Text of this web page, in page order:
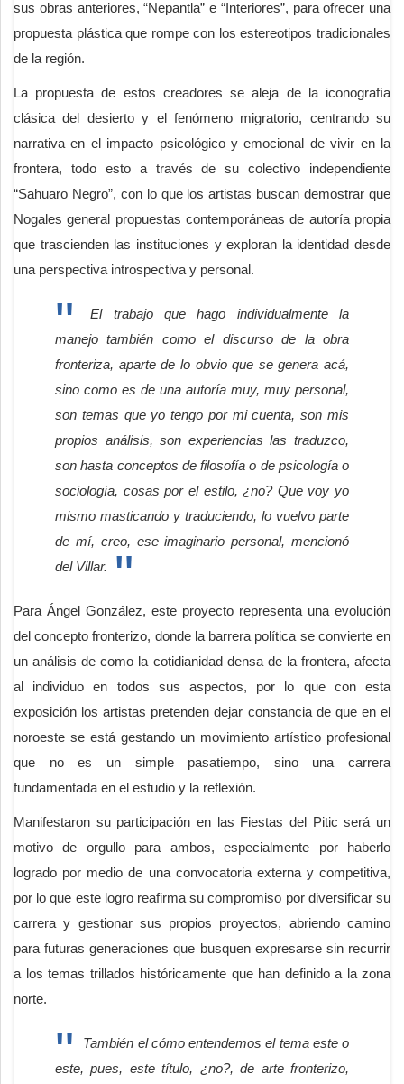
sus obras anteriores, “Nepantla” e “Interiores”, para ofrecer una
propuesta plástica que rompe con los estereotipos tradicionales
de la región.
La propuesta de estos creadores se aleja de la iconografía
clásica del desierto y el fenómeno migratorio, centrando su
narrativa en el impacto psicológico y emocional de vivir en la
frontera, todo esto a través de su colectivo independiente
“Sahuaro Negro”, con lo que los artistas buscan demostrar que
Nogales general propuestas contemporáneas de autoría propia
que trascienden las instituciones y exploran la identidad desde
una perspectiva introspectiva y personal.
El trabajo que hago individualmente la
manejo también como el discurso de la obra
fronteriza, aparte de lo obvio que se genera acá,
sino como es de una autoría muy, muy personal,
son temas que yo tengo por mi cuenta, son mis
propios análisis, son experiencias las traduzco,
son hasta conceptos de filosofía o de psicología o
sociología, cosas por el estilo, ¿no? Que voy yo
mismo masticando y traduciendo, lo vuelvo parte
de mí, creo, ese imaginario personal, mencionó
del Villar.
Para Ángel González, este proyecto representa una evolución
del concepto fronterizo, donde la barrera política se convierte en
un análisis de como la cotidianidad densa de la frontera, afecta
al individuo en todos sus aspectos, por lo que con esta
exposición los artistas pretenden dejar constancia de que en el
noroeste se está gestando un movimiento artístico profesional
que no es un simple pasatiempo, sino una carrera
fundamentada en el estudio y la reflexión.
Manifestaron su participación en las Fiestas del Pitic será un
motivo de orgullo para ambos, especialmente por haberlo
logrado por medio de una convocatoria externa y competitiva,
por lo que este logro reafirma su compromiso por diversificar su
carrera y gestionar sus propios proyectos, abriendo camino
para futuras generaciones que busquen expresarse sin recurrir
a los temas trillados históricamente que han definido a la zona
norte.
También el cómo entendemos el tema este o
este, pues, este título, ¿no?, de arte fronterizo,